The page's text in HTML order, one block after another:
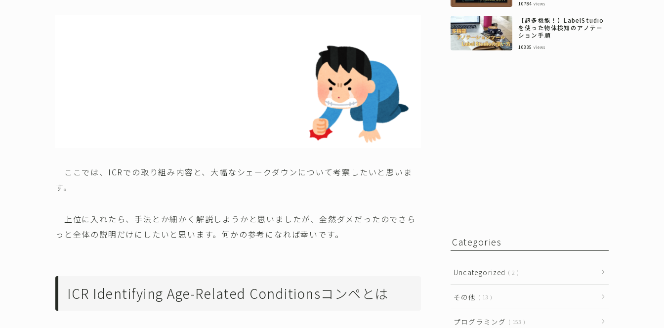
ここでは、ICRでの取り組み内容と、大幅なシェークダウンについて考察したいと思いま
す。
上位に入れたら、手法とか細かく解説しようかと思いましたが、全然ダメだったのでさら
っと全体の説明だけにしたいと思います。何かの参考になれば幸いです。
ICR Identifying Age-Related Conditionsコンペとは
10784 views
【超多機能！】LabelStudio
を使った物体検知のアノテー
ション手順
10335 views
Categories
Uncategorized 2
その他 13
プログラミング 153